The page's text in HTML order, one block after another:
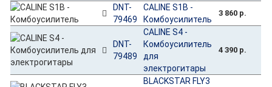
DNT-
79469
CALINE S1B -
Комбоусилитель
3 860 р.
DNT-
79489
CALINE S4 -
Комбоусилитель
для
электрогитары
4 390 р.
BLACKSTAR FLY3